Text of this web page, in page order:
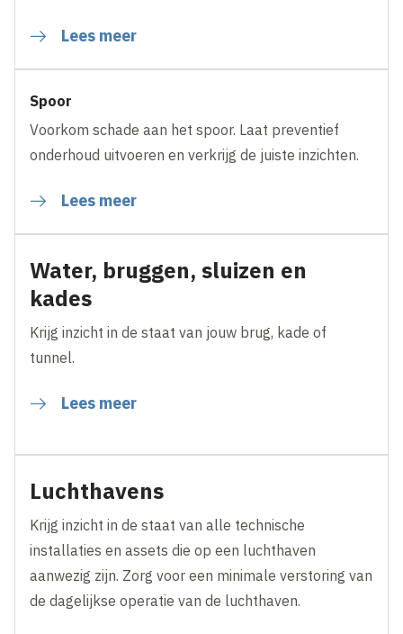
Lees meer
Spoor
Voorkom schade aan het spoor. Laat preventief
onderhoud uitvoeren en verkrijg de juiste inzichten.
Lees meer
Water, bruggen, sluizen en
kades
Krijg inzicht in de staat van jouw brug, kade of
tunnel.
Lees meer
Luchthavens
Krijg inzicht in de staat van alle technische
installaties en assets die op een luchthaven
aanwezig zijn. Zorg voor een minimale verstoring van
de dagelijkse operatie van de luchthaven.